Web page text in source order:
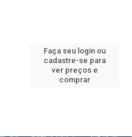
Faça seu login ou
cadastre-se para
ver preços e
comprar